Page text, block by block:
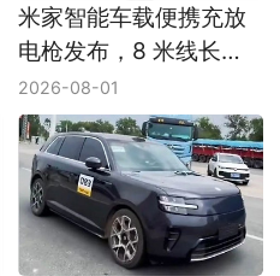
米家智能车载便携充放
电枪发布，8 米线长适
合哪些车主
2026-08-01